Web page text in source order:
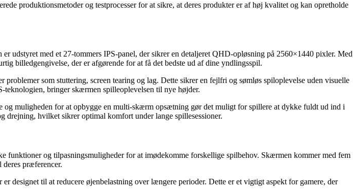
produktionsmetoder og testprocesser for at sikre, at deres produkter er af høj kvalitet og kan opretholde
udstyret med et 27-tommers IPS-panel, der sikrer en detaljeret QHD-opløsning på 2560×1440 pixler. Med
billedgengivelse, der er afgørende for at få det bedste ud af dine yndlingsspil.
som stuttering, screen tearing og lag. Dette sikrer en fejlfri og sømløs spiloplevelse uden visuelle
bringer skærmen spilleoplevelsen til nye højder.
muligheden for at opbygge en multi-skærm opsætning gør det muligt for spillere at dykke fuldt ud ind i
drejning, hvilket sikrer optimal komfort under lange spillesessioner.
og tilpasningsmuligheder for at imødekomme forskellige spilbehov. Skærmen kommer med fem
præferencer.
til at reducere øjenbelastning over længere perioder. Dette er et vigtigt aspekt for gamere, der